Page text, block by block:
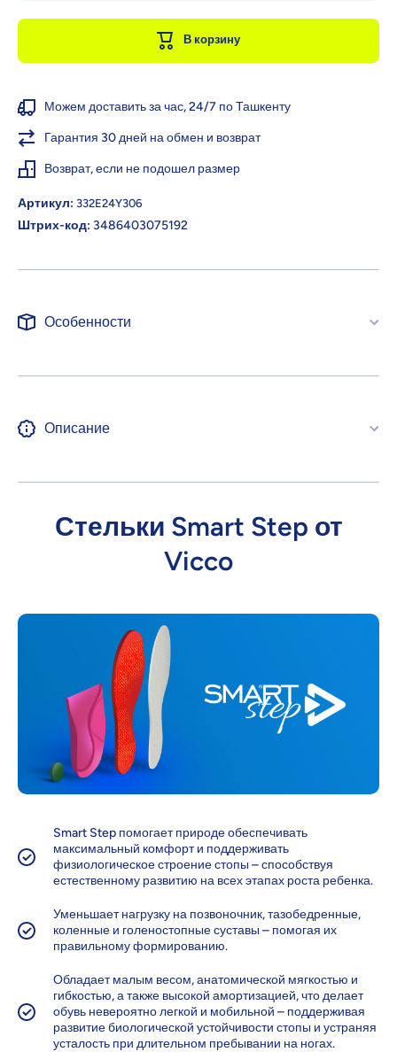
Bumba
В корзину
Можем доставить за час, 24/7 по Ташкенту
Гарантия 30 дней на обмен и возврат
Возврат, если не подошел размер
Артикул: 332E24Y306
Штрих-код: 3486403075192
Особенности
Описание
Стельки Smart Step от
Vicco
Smart Step помогает природе обеспечивать
максимальный комфорт и поддерживать
физиологическое строение стопы – способствуя
естественному развитию на всех этапах роста ребенка.
Уменьшает нагрузку на позвоночник, тазобедренные,
коленные и голеностопные суставы – помогая их
правильному формированию.
Обладает малым весом, анатомической мягкостью и
гибкостью, а также высокой амортизацией, что делает
обувь невероятно легкой и мобильной – поддерживая
развитие биологической устойчивости стопы и устраняя
усталость при длительном пребывании на ногах.